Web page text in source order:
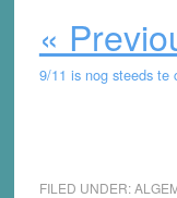
«
9/11 is nog steeds te
FILED UNDER: